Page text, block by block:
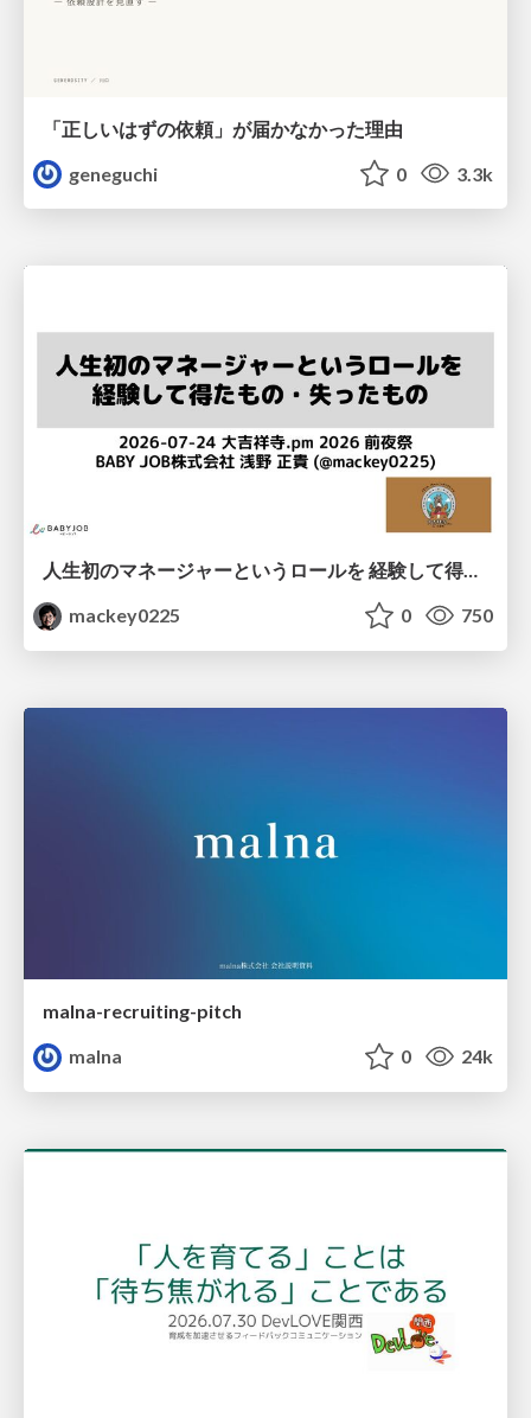
「正しいはずの依頼」が届かなかった理由
geneguchi
0 3.3k
人生初のマネージャーというロールを 経験して得たもの・失ったもの / Reflections on My First Manager Role
mackey0225
0 750
malna-recruiting-pitch
malna
0 24k